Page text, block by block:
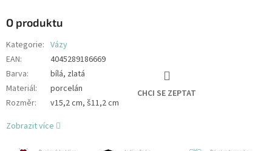
O produktu
Kategorie: Vázy
EAN:
4045289186669
Barva:
bílá, zlatá
Materiál:
porcelán
Rozměr: v15,2 cm, š11,2 cm
CHCI SE ZEPTAT
Zobrazit více